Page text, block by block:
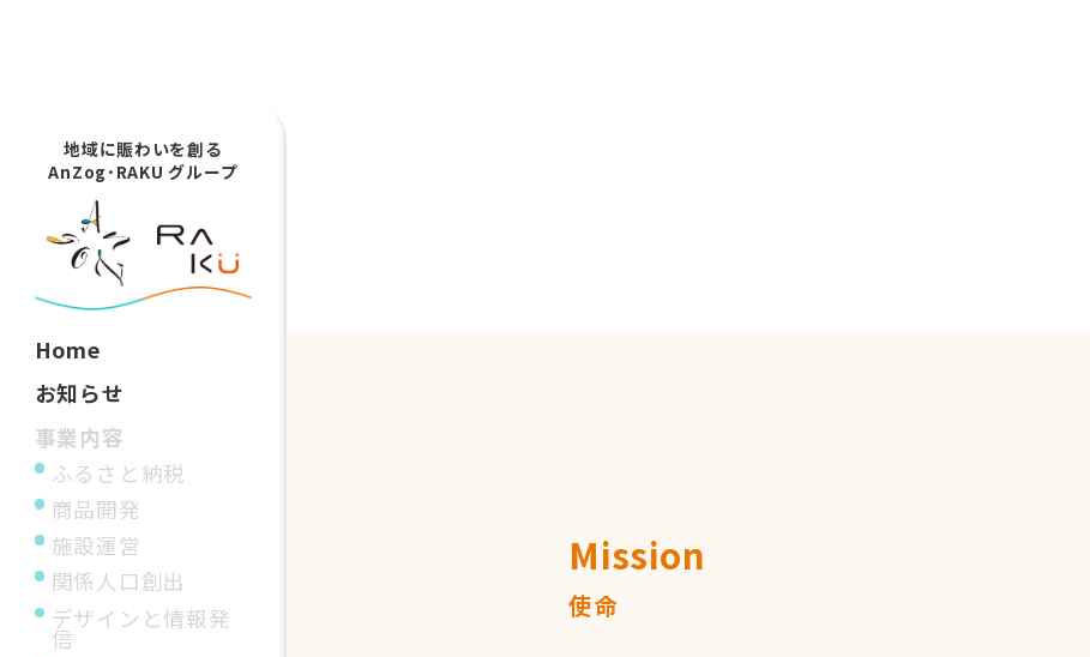
地域に賑わいを創る
AnZog･RAKU グループ
Home
お知らせ
事業内容
ふるさと納税
商品開発
施設運営
関係人口創出
デザインと情報発
信
Mission
使命